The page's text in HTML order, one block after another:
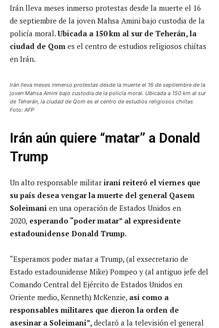
Irán lleva meses inmerso protestas desde la muerte el 16
de septiembre de la joven Mahsa Amini bajo custodia de la
policía moral.Ubicada a 150 km al sur de Teherán, la
ciudad de Qom es el centro de estudios religiosos chiítas
en Irán.
Irán lleva meses inmerso protestas desde la muerte el 16 de septiembre de la
joven Mahsa Amini bajo custodia de la policía moral. Ubicada a 150 km al sur
de Teherán, la ciudad de Qom es el centro de estudios religiosos chiítas
Foto: AFP
Irán aún quiere “matar” a Donald
Trump
Un alto responsable militar iraní reiteró el viernes que
su país desea vengar la muerte del general Qasem
Soleimani en una operación de Estados Unidos en
2020, esperando “poder matar” al expresidente
estadounidense Donald Trump.
“Esperamos poder matar a Trump, (al exsecretario de
Estado estadounidense Mike) Pompeo y (al antiguo jefe del
Comando Central del Ejército de Estados Unidos en
Oriente medio, Kenneth) McKenzie, así como a
responsables militares que dieron la orden de
asesinar a Soleimani”, declaró a la televisión el general